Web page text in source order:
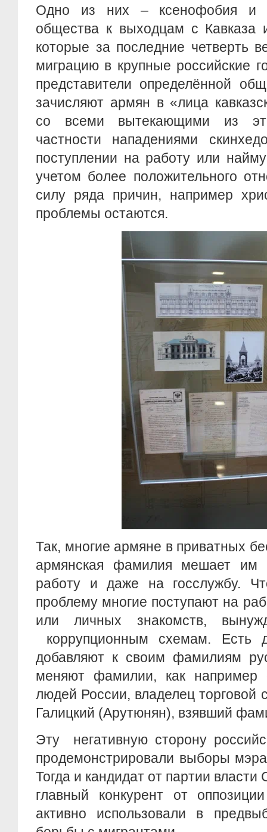
Одно из них – ксенофобия и
общества к выходцам с Кавказа
которые за последние четверть
миграцию в крупные российские
представители определённой
зачисляют армян в «лица
со всеми вытекающими из
частности нападениями
поступлении на работу или
учетом более положительного
силу ряда причин, например
проблемы остаются.
Так, многие армяне в приватных
армянская фамилия мешает им
работу и даже на госслужбу.
проблему многие поступают на
или личных знакомств,
коррупционным схемам. Есть
добавляют к своим фамилиям
меняют фамилии, как например
людей России, владелец торговой
Галицкий (Арутюнян), взявший
Эту негативную сторону
продемонстрировали выборы
Тогда и кандидат от партии
главный конкурент от
активно использовали в